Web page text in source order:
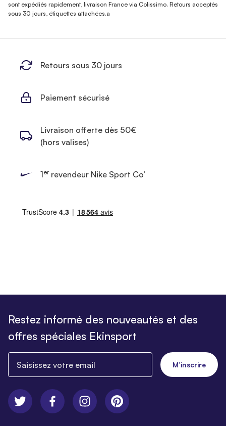
sont expédiés rapidement, livraison France via Colissimo. Retours acceptés
sous 30 jours, étiquettes attachées.a
Retours sous 30 jours
Paiement sécurisé
Livraison offerte dès 50€
(hors valises)
1errevendeur Nike Sport Co’
Restez informé des nouveautés et des
offres spéciales Ekinsport
M’inscrire